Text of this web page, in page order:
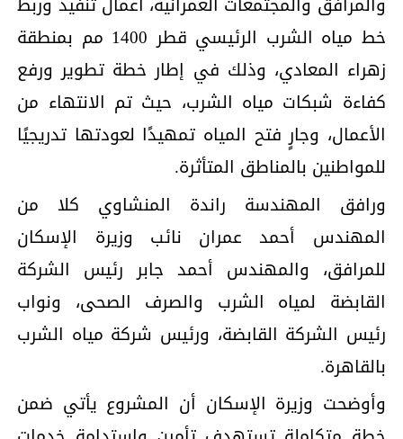
خط مياه الشرب الرئيسي قطر 1400 مم بمنطقة
زهراء المعادي، وذلك في إطار خطة تطوير ورفع
كفاءة شبكات مياه الشرب، حيث تم الانتهاء من
الأعمال، وجارٍ فتح المياه تمهيدًا لعودتها تدريجيًا
للمواطنين بالمناطق المتأثرة.
ورافق المهندسة راندة المنشاوي كلا من
المهندس أحمد عمران نائب وزيرة الإسكان
للمرافق، والمهندس أحمد جابر رئيس الشركة
القابضة لمياه الشرب والصرف الصحى، ونواب
رئيس الشركة القابضة، ورئيس شركة مياه الشرب
بالقاهرة.
وأوضحت وزيرة الإسكان أن المشروع يأتي ضمن